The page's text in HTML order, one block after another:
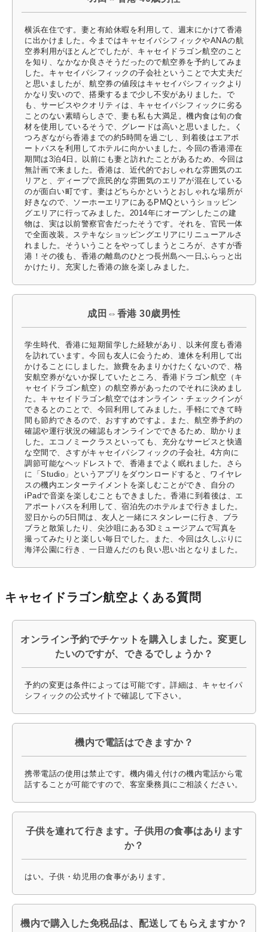
横浜在住です。妻と有給休暇を利用して、週末にかけて香港
に出かけました。今まではキャセイパシフィックやANAの航
空券利用がほとんどでしたが、キャセイドラゴン航空のこと
を知り、なかなか良さそうだったので航空券を予約してみま
した。キャセイパシフィックの子会社ということで大丈夫だ
と思いましたが、航空券の値段はキャセイパシフィックより
かなり安いので、搭乗するまで少し不安がありました。で
も、サービスやクオリティは、キャセイパシフィックに劣る
ことのない素晴らしさで、妻も私も大満足。機内食は旬の食
材を使用しているそうで、グレードは高いと思いました。く
つろぎながら香港までの約5時間を過ごし、到着後はエアポ
ートバスを利用してホテルに向かいました。今回の香港滞在
期間は3泊4日。以前にも妻と訪れたことがあるため、今回は
無計画で来ました。香港は、近代的でおしゃれな雰囲気のエ
リアと、ディープで庶民的な雰囲気のエリアが混在している
のが面白い町です。妻はどちらかというとおしゃれな場所が
好きなので、ソーホーエリアにあるPMQというショッピン
グエリアに行ってみました。2014年にオープンしたこの建
物は、実は以前警察官舎だったそうです。それを、官民一体
で全面改装。ステキなショッピングエリアにリニューアルさ
れました。そういうことをやってしまうところが、さすが香
港！その後も、香港の離島のひとつ長州島へ一日ふらっと出
かけたり。充実した香港の旅を楽しみました。
成田⇔香港 30歳男性
学生時代、香港に短期留学した経験があり、以来何度も香港
を訪れています。今回も友人に会うため、連休を利用して出
かけることにしました。旅費をあまりかけたくないので、格
安航空券がないか探していたところ、香港ドラゴン航空（キ
ャセイドラゴン航空）の航空券があったのでそれに決めまし
た。キャセイドラゴン航空ではオンライン・チェックインが
できるとのことで、今回利用してみました。手軽にできて時
間も節約できるので、おすすめですよ。また、航空券予約の
確認や運行状況の確認もオンラインでできるため、助かりま
した。エコノミークラスといっても、充分なサービスと快適
な空間で、さすがキャセイパシフィックの子会社。4方向に
調節可能なヘッドレストで、香港までよく眠れました。さら
に「Studio」というアプリをダウンロードすると、ワイヤレ
スの機内エンターテイメントを楽しむことができ、自分の
iPadで音楽を楽しむこともできました。香港に到着後は、エ
アポートバスを利用して、宿泊先のホテルまで行きました。
翌日からの5日間は、友人と一緒にスタンレーに行き、ブラ
ブラと散策したり、尖沙咀にある3Dミュージアムで写真を
撮ってみたりと楽しい毎日でした。また、今回は久しぶりに
海洋公園に行き、一日遊んだのも良い思い出となりました。
キャセイドラゴン航空よくある質問
オンライン予約でチケットを購入しました。変更し
たいのですが、できるでしょうか？
予約の変更は条件によっては可能です。詳細は、キャセイパ
シフィックの公式サイトで確認して下さい。
機内で電話はできますか？
携帯電話の使用は禁止です。機内備え付けの機内電話から電
話することが可能ですので、客室乗務員にご相談ください。
子供を連れて行きます。子供用の食事はあります
か？
はい。子供・幼児用の食事があります。
機内で購入した免税品は、配送してもらえますか？